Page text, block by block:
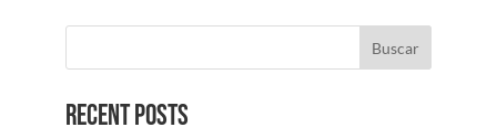
Buscar
Recent Posts